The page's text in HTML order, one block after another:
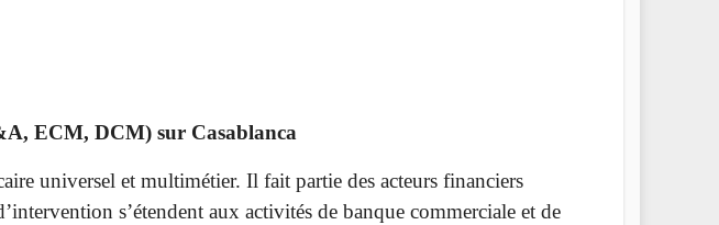
ECM, DCM) sur Casablanca
universel et multimétier. Il fait partie des acteurs financiers
s’étendent aux activités de banque commerciale et de